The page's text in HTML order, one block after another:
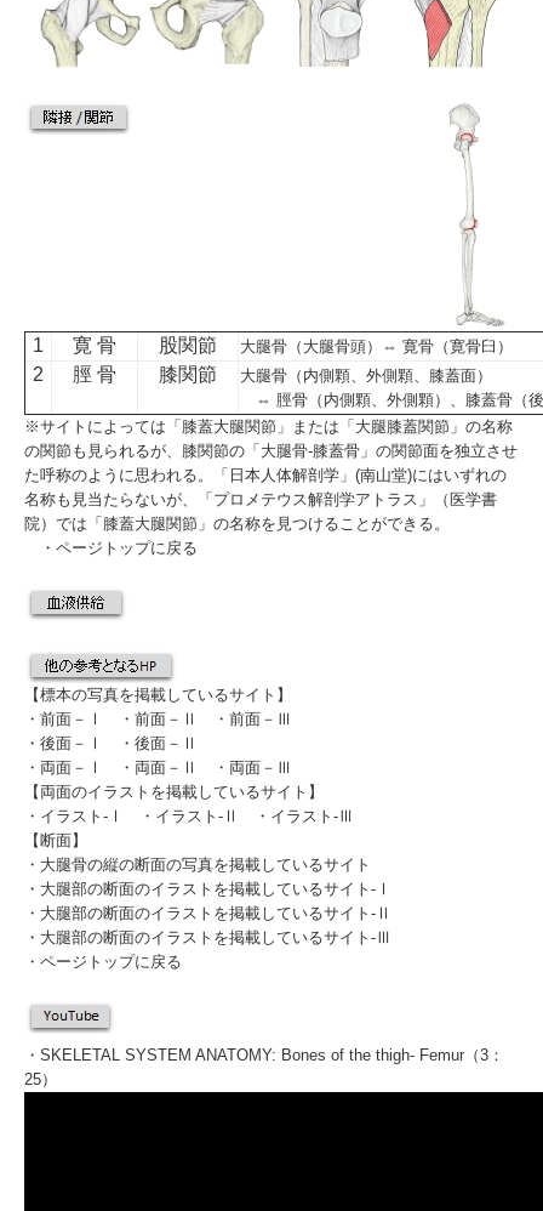
1 寛 骨 股関節 大腿骨（ 大腿骨頭）⇔ 寛骨（寛骨臼）
2 脛 骨 膝関節 大腿骨（ 内側顆、 外側顆、膝蓋面）
⇔ 脛骨（内側顆、 外側顆）、膝蓋骨（
※サイトによっては「 膝蓋大腿関節 」または「 大腿膝蓋関節 」の名称
の関節も見られるが、膝関節の「大腿骨-膝蓋骨」の関節面を独立させ
た呼称のように思われる。「日本人体解剖学」(南山堂)にはいずれの
名称も見当たらないが、「プロメテウス解剖学アトラス」（医学書
院）では「 膝蓋大腿関節 」の名称を見つけることができる。
・ ページトップに戻る
【標本の写真を掲載しているサイト】
・ 前面－Ⅰ ・ 前面－Ⅱ ・ 前面－Ⅲ
・ 後面－Ⅰ ・ 後面－Ⅱ
・ 両面－Ⅰ ・ 両面－Ⅱ ・ 両面－Ⅲ
【両面のイラストを掲載しているサイト】
・ イラスト-Ⅰ ・ イラスト-Ⅱ ・ イラスト-Ⅲ
【断面】
・ 大腿骨の縦の断面の写真を掲載しているサイト
・ 大腿部の断面のイラストを掲載しているサイト-Ⅰ
・ 大腿部の断面のイラストを掲載しているサイト-Ⅱ
・ 大腿部の断面のイラストを掲載しているサイト-Ⅲ
・ ページトップに戻る
・SKELETAL SYSTEM ANATOMY: Bones of the thigh- Femur（3：
25）